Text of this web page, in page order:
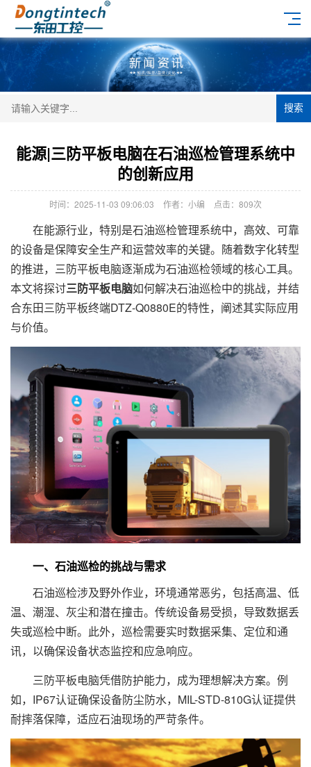
搜索
能源|三防平板电脑在石油巡检管理系统中
的创新应用
时间：2025-11-03 09:06:03 作者：小编 点击： 809次
在能源行业，特别是石油巡检管理系统中，高效、可靠
的设备是保障安全生产和运营效率的关键。随着数字化转型
的推进，三防平板电脑逐渐成为石油巡检领域的核心工具。
本文将探讨三防平板电脑如何解决石油巡检中的挑战，并结
合东田三防平板终端DTZ-Q0880E的特性，阐述其实际应用
与价值。
一、石油巡检的挑战与需求
石油巡检涉及野外作业，环境通常恶劣，包括高温、低
温、潮湿、灰尘和潜在撞击。传统设备易受损，导致数据丢
失或巡检中断。此外，巡检需要实时数据采集、定位和通
讯，以确保设备状态监控和应急响应。
三防平板电脑凭借防护能力，成为理想解决方案。例
如，IP67认证确保设备防尘防水，MIL-STD-810G认证提供
耐摔落保障，适应石油现场的严苛条件。